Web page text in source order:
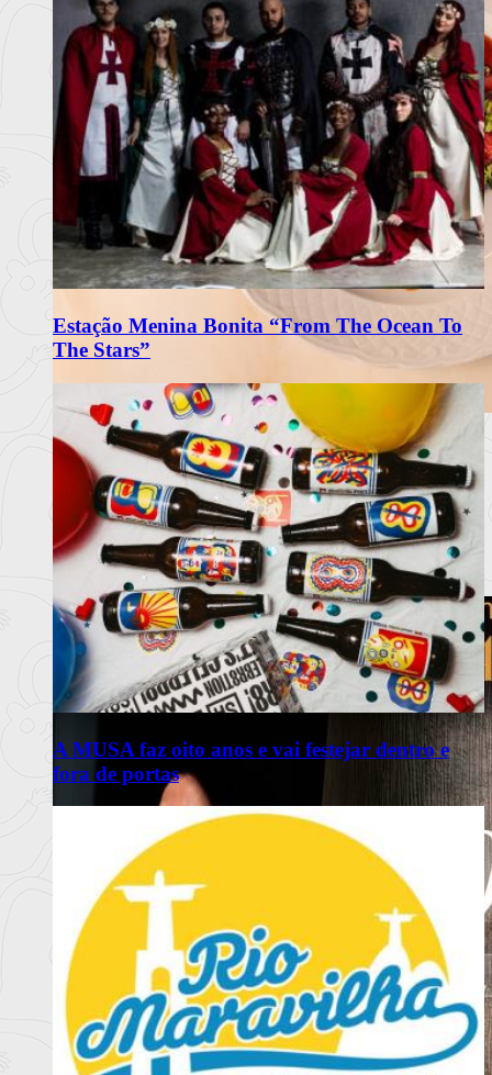
Estação Menina Bonita “From The Ocean To
The Stars”
A MUSA faz oito anos e vai festejar dentro e
fora de portas
Matriarca Renova Carta de Verão
com Frescura e Sabores Portugueses
O restaurante Matriarca, no Porto, apresenta a sua nova carta
de verão 2
Ler mais+